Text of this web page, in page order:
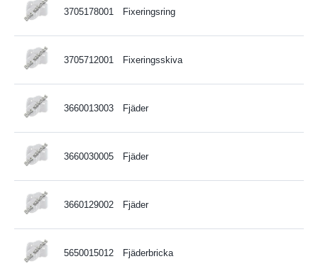
3705178001 Fixeringsring
3705712001 Fixeringsskiva
3660013003 Fjäder
3660030005 Fjäder
3660129002 Fjäder
5650015012 Fjäderbricka